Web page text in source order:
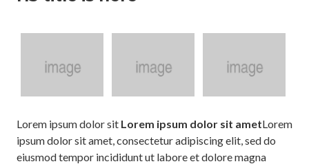
Lorem ipsum dolor sit Lorem ipsum dolor sit ametLorem
ipsum dolor sit amet, consectetur adipiscing elit, sed do
eiusmod tempor incididunt ut labore et dolore magna